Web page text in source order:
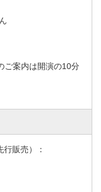
ご案内は開演の10分
販売）：